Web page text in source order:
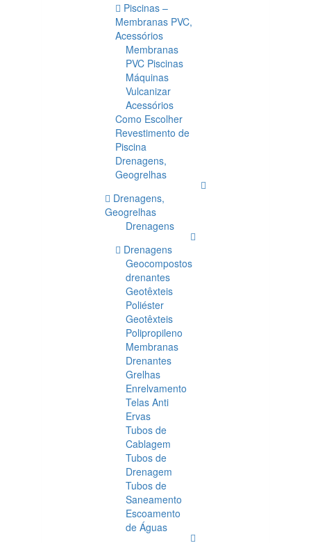
Piscinas –
Membranas PVC,
Acessórios
Membranas
PVC Piscinas
Máquinas
Vulcanizar
Acessórios
Como Escolher
Revestimento de
Piscina
Drenagens,
Geogrelhas
Drenagens,
Geogrelhas
Drenagens
Drenagens
Geocompostos
drenantes
Geotêxteis
Poliéster
Geotêxteis
Polipropileno
Membranas
Drenantes
Grelhas
Enrelvamento
Telas Anti
Ervas
Tubos de
Cablagem
Tubos de
Drenagem
Tubos de
Saneamento
Escoamento
de Águas